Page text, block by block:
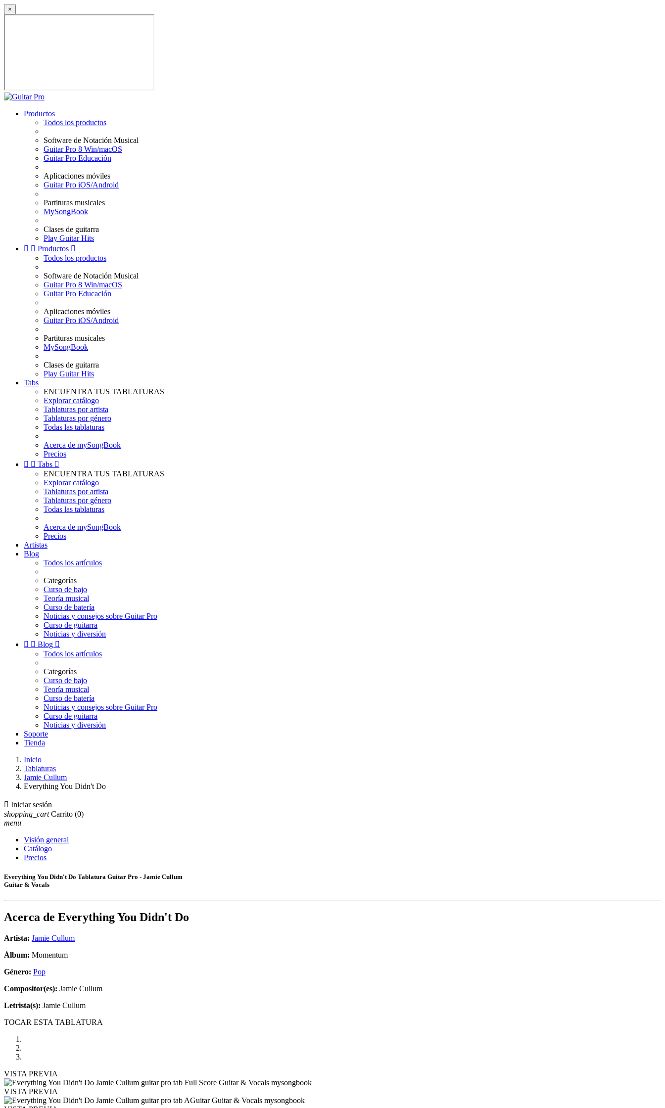
×
Productos
Todos los productos
Software de Notación Musical
Guitar Pro 8 Win/macOS
Guitar Pro Educación
Aplicaciones móviles
Guitar Pro iOS/Android
Partituras musicales
MySongBook
Clases de guitarra
Play Guitar Hits
  Productos 
Todos los productos
Software de Notación Musical
Guitar Pro 8 Win/macOS
Guitar Pro Educación
Aplicaciones móviles
Guitar Pro iOS/Android
Partituras musicales
MySongBook
Clases de guitarra
Play Guitar Hits
Tabs
ENCUENTRA TUS TABLATURAS
Explorar catálogo
Tablaturas por artista
Tablaturas por género
Todas las tablaturas
Acerca de mySongBook
Precios
  Tabs 
ENCUENTRA TUS TABLATURAS
Explorar catálogo
Tablaturas por artista
Tablaturas por género
Todas las tablaturas
Acerca de mySongBook
Precios
Artistas
Blog
Todos los artículos
Categorías
Curso de bajo
Teoría musical
Curso de batería
Noticias y consejos sobre Guitar Pro
Curso de guitarra
Noticias y diversión
  Blog 
Todos los artículos
Categorías
Curso de bajo
Teoría musical
Curso de batería
Noticias y consejos sobre Guitar Pro
Curso de guitarra
Noticias y diversión
Soporte
Tienda
Inicio
Tablaturas
Jamie Cullum
Everything You Didn't Do
 Iniciar sesión
shopping_cart Carrito (0)
menu
Visión general
Catálogo
Precios
Everything You Didn't Do Tablatura Guitar Pro - Jamie Cullum
Guitar & Vocals
Acerca de Everything You Didn't Do
Artista: Jamie Cullum
Álbum: Momentum
Género: Pop
Compositor(es): Jamie Cullum
Letrista(s): Jamie Cullum
TOCAR ESTA TABLATURA
VISTA PREVIA
VISTA PREVIA